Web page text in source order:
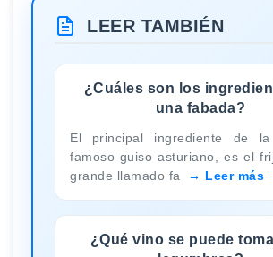
LEER TAMBIÉN
¿Cuáles son los
una fabada?
El principal ingrediente de la
famoso guiso asturiano, es el
grande llamado fa
Leer más
¿Qué vino se puede